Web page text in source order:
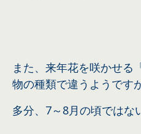
また、来年花を咲かせる
物の種類で違うようです
多分、7～8月の頃ではな